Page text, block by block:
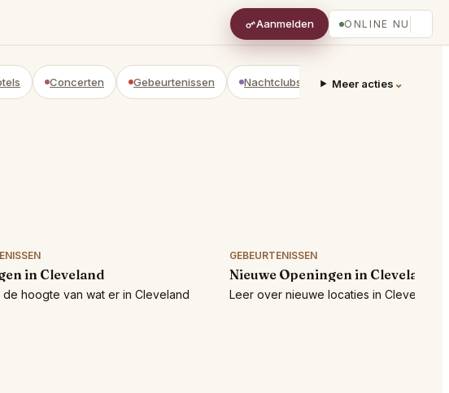
Aanmelden ONLINE NU
Concerten Gebeurtenissen Nachtclubs Adviseurs
Meer acties ⌄
in Cleveland
hoogte van wat er in Cleveland
GEBEURTENISSEN
Nieuwe Openingen in Cleveland
Leer over nieuwe locaties in Cleveland!